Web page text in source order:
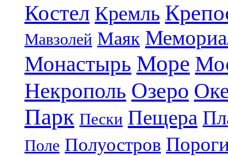
Костел Кремль
Мавзолей Маяк
Монастырь Море
Некрополь Озеро
Парк Пески Пещера
Поле Полуостров